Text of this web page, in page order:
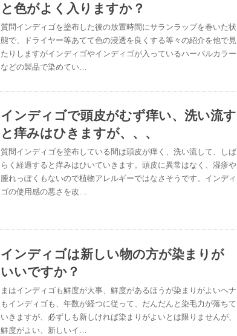
と色がよく入りますか？
質問インディゴを塗布した後の放置時間にサランラップを巻いた状
態で、ドライヤー等あてて色の浸透を良くする等々の紹介を他で見
たりしますがインディゴやインディゴが入っているハーバルカラー
などの製品で染めてい…
インディゴで頭皮がむず痒い、洗い流す
と痒みはひきますが、、、
質問インディゴを塗布している間は頭皮が痒く、洗い流して、しば
らく経過すると痒みはひいていきます。頭皮に異常はなく、湿疹や
腫れっぽくもないので植物アレルギーではなさそうです。インディ
ゴの使用感の悪さを改…
インディゴは新しい物の方が染まりが
いいですか？
まはインディゴも鮮度が大事、鮮度があるほうが染まりがよいヘナ
もインディゴも、年数が経つに従って、だんだんと染毛力が落ちて
いきますが、必ずしも新しければ染まりがよいとは限りませんが、
鮮度がよい、新しいイ…